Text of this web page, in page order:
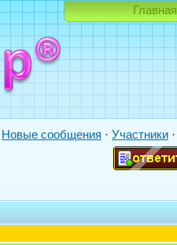
Главная
Новые сообщения · Участники ·